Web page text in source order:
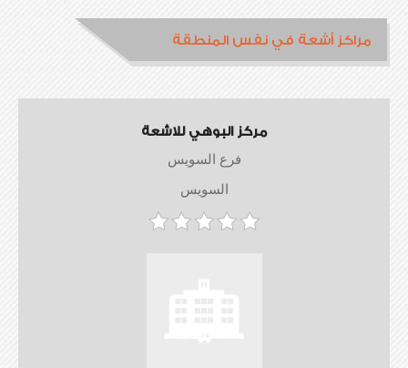
مراكز أشعة في نفس المنطقة
مركز البوهي للاشعة
فرع السويس
السويس